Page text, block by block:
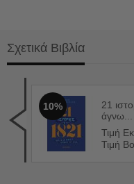
Σχετικά Βιβλία
10%
21
άγνω...
Τιμή
Τιμή